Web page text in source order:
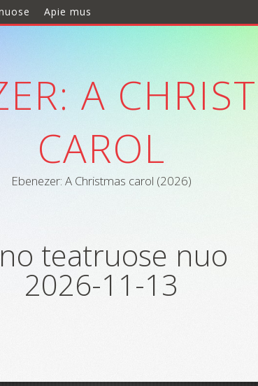
Apie mus
A
CAROL
Ebenezer: A Christmas carol (2026)
teatruose nuo
2026-11-13